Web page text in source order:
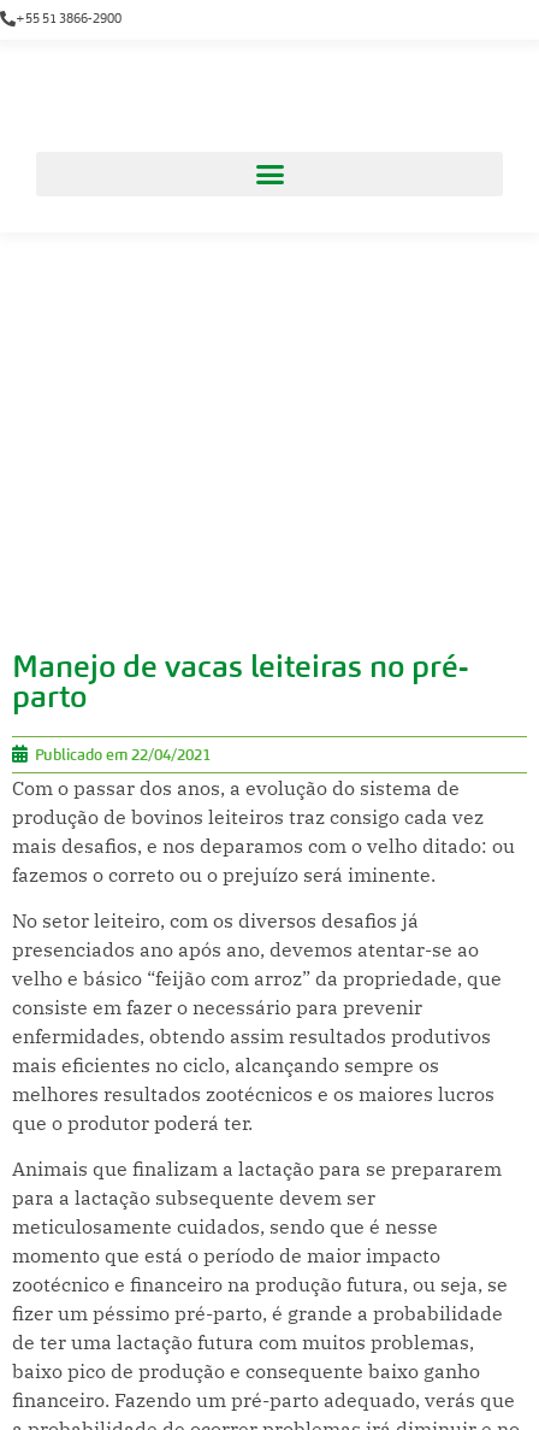
+55 51 3866-2900
Manejo de vacas leiteiras no pré-
parto
Publicado em22/04/2021
Com o passar dos anos, a evolução do sistema de
produção de bovinos leiteiros traz consigo cada vez
mais desafios, e nos deparamos com o velho ditado: ou
fazemos o correto ou o prejuízo será iminente.
No setor leiteiro, com os diversos desafios já
presenciados ano após ano, devemos atentar-se ao
velho e básico “feijão com arroz” da propriedade, que
consiste em fazer o necessário para prevenir
enfermidades, obtendo assim resultados produtivos
mais eficientes no ciclo, alcançando sempre os
melhores resultados zootécnicos e os maiores lucros
que o produtor poderá ter.
Animais que finalizam a lactação para se prepararem
para a lactação subsequente devem ser
meticulosamente cuidados, sendo que é nesse
momento que está o período de maior impacto
zootécnico e financeiro na produção futura, ou seja, se
fizer um péssimo pré-parto, é grande a probabilidade
de ter uma lactação futura com muitos problemas,
baixo pico de produção e consequente baixo ganho
financeiro. Fazendo um pré-parto adequado, verás que